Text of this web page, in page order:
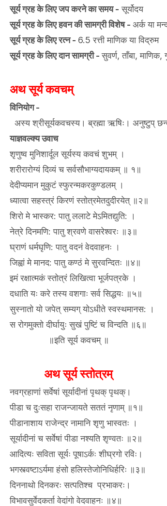
सूर्य ग्रह के लिए जप करने का समय - सूर्योदय
सूर्य ग्रह के लिए हवन की सामग्री विशेष - अर्क या
सूर्य ग्रह के लिए रत्न - 6.5 रत्ती माणिक या विद्रुम
सूर्य ग्रह के लिए दान सामग्री -सुवर्ण, ताँबा,
अथ सूर्य कवचम्
विनियोग -
अस्य श्रीसूर्यकवचस्य। ब्रह्मा ऋषिः। अनुष्टुप्
याज्ञवल्क्य उवाच
शृणुष्व मुनिशार्दूल सूर्यस्य कवचं शुभम् ।
शरीरारोग्यं दिव्यं च सर्वसौभाग्यदायकम् ॥ १॥
देदीप्यमान मुकुटं स्फुरन्मकरकुण्डलम् ।
ध्यात्वा सहस्त्रं किरणं स्तोत्रमेतदुदीरयेत् ॥२॥
शिरो मे भास्कर: पातु ललाटे मेऽमितद्युति: ।
नेत्रे दिनमणि: पातु श्रवणे वासरेश्वरः ॥३॥
घ्राणं धर्मघृणि: पातु वदनं वेदवाहनः ।
जिह्वां मे मानद: पातु कण्ठं मे सुरवन्दितः ॥४॥
इमं रक्षात्मकं स्तोत्रं लिखित्वा भूर्जपत्रके ।
दधाति यः करे तस्य वशगाः सर्व सिद्धयः ॥५॥
सुस्नातो यो जपेत् सम्यग् योऽधीते स्वस्थमानस: ।
स रोगमुक्तो दीर्घायुः सुखं पुष्टिं च विन्दति ॥६॥
॥इति सूर्य कवचम् ॥
अथ सूर्य स्तोत्रम्
नवग्रहाणां सर्वेषां सूर्यादीनां पृथक् पृथक्।
पीडा च दुःसहा राजन्जायते सततं नृणाम् ॥१॥
पीडानाशाय राजेन्द्र नामानि शृणु भास्वतः ।
सूर्यादीनां च सर्वेषां पीडा नश्यति शृण्वतः ॥२॥
आदित्यः सविता सूर्यः पूषाऽर्कः शीघ्रगो रविः।
भगस्त्वष्टाऽर्यमा हंसो हलिस्तेजोनिधिर्हरिः ॥३॥
दिननाथो दिनकरः सत्पतिश्च प्रभाकरः।
विभावसुर्वेदकर्ता वेदांगो वेदवाहनः ॥४॥